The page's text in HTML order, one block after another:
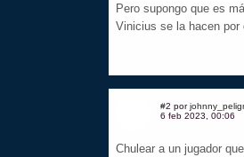
Pero supongo que es
Vinicius se la hacen por
#2 por
6 feb 2023, 00:06
Chulear a un jugador